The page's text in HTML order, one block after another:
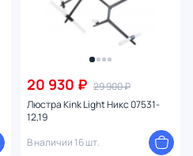
20 930 ₽ 29 900 ₽
Люстра Kink Light Никс 07531-
12,19
В наличии 16 шт.